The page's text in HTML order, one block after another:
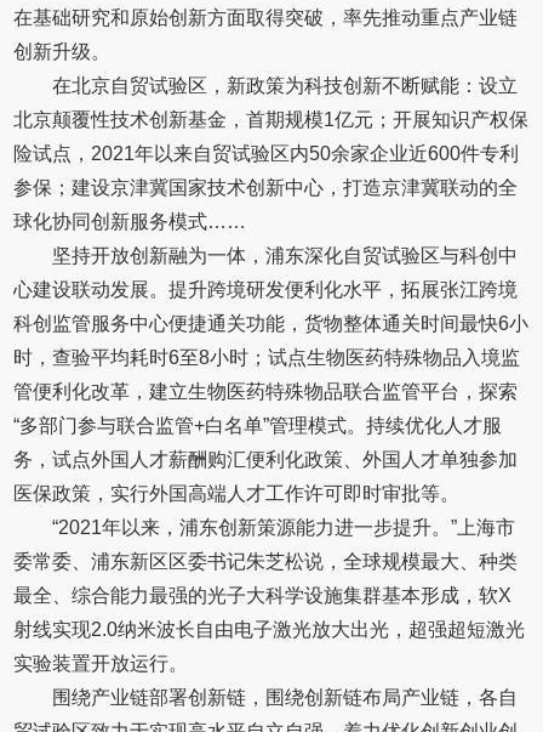
在基础研究和原始创新方面取得突破，率先推动重点产业链
创新升级。
在北京自贸试验区，新政策为科技创新不断赋能：设立
北京颠覆性技术创新基金，首期规模1亿元；开展知识产权保
险试点，2021年以来自贸试验区内50余家企业近600件专利
参保；建设京津冀国家技术创新中心，打造京津冀联动的全
球化协同创新服务模式……
坚持开放创新融为一体，浦东深化自贸试验区与科创中
心建设联动发展。提升跨境研发便利化水平，拓展张江跨境
科创监管服务中心便捷通关功能，货物整体通关时间最快6小
时，查验平均耗时6至8小时；试点生物医药特殊物品入境监
管便利化改革，建立生物医药特殊物品联合监管平台，探索
“多部门参与联合监管+白名单”管理模式。持续优化人才服
务，试点外国人才薪酬购汇便利化政策、外国人才单独参加
医保政策，实行外国高端人才工作许可即时审批等。
“2021年以来，浦东创新策源能力进一步提升。”上海市
委常委、浦东新区区委书记朱芝松说，全球规模最大、种类
最全、综合能力最强的光子大科学设施集群基本形成，软X
射线实现2.0纳米波长自由电子激光放大出光，超强超短激光
实验装置开放运行。
围绕产业链部署创新链，围绕创新链布局产业链，各自